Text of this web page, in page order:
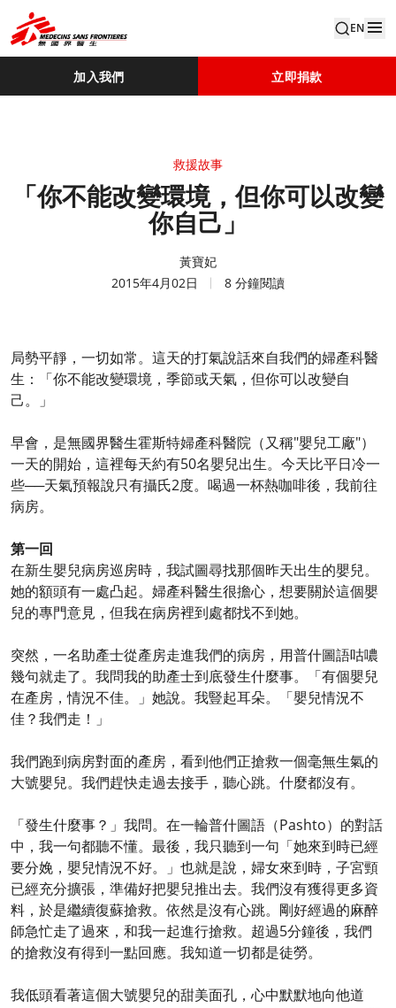
EN
加入我們 立即捐款
救援故事
「你不能改變環境，但你可以改變
你自己」
黃寶妃
2015年4月02日
8 分鐘閱讀
局勢平靜，一切如常。這天的打氣說話來自我們的婦產科醫
生：「你不能改變環境，季節或天氣，但你可以改變自
己。」
早會，是無國界醫生霍斯特婦產科醫院（又稱"嬰兒工廠"）
一天的開始，這裡每天約有50名嬰兒出生。今天比平日冷一
些──天氣預報說只有攝氏2度。喝過一杯熱咖啡後，我前往
病房。
第一回
在新生嬰兒病房巡房時，我試圖尋找那個昨天出生的嬰兒。
她的額頭有一處凸起。婦產科醫生很擔心，想要關於這個嬰
兒的專門意見，但我在病房裡到處都找不到她。
突然，一名助產士從產房走進我們的病房，用普什圖語咕噥
幾句就走了。我問我的助產士到底發生什麼事。「有個嬰兒
在產房，情況不佳。」她說。我豎起耳朵。「嬰兒情況不
佳？我們走！」
我們跑到病房對面的產房，看到他們正搶救一個毫無生氣的
大號嬰兒。我們趕快走過去接手，聽心跳。什麼都沒有。
「發生什麼事？」我問。在一輪普什圖語（Pashto）的對話
中，我一句都聽不懂。最後，我只聽到一句「她來到時已經
要分娩，嬰兒情況不好。」也就是說，婦女來到時，子宮頸
已經充分擴張，準備好把嬰兒推出去。我們沒有獲得更多資
料，於是繼續復蘇搶救。依然是沒有心跳。剛好經過的麻醉
師急忙走了過來，和我一起進行搶救。超過5分鐘後，我們
的搶救沒有得到一點回應。我知道一切都是徒勞。
我低頭看著這個大號嬰兒的甜美面孔，心中默默地向他道